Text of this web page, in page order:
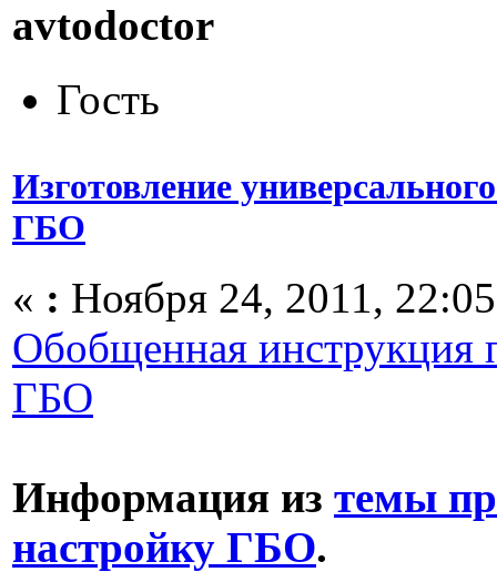
avtodoctor
Гость
Изготовление
ГБО
« : Ноября 24, 2011,
Обобщенная инструкция
ГБО
Информация из темы
настройку ГБО.